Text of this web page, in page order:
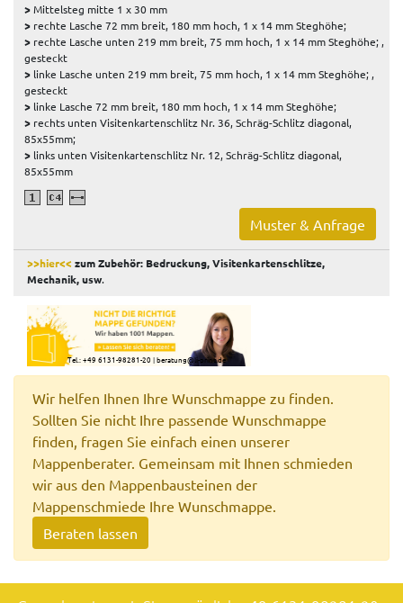
>Mittelsteg mitte 1 x 30 mm
> rechte Lasche 72 mm breit, 180 mm hoch, 1 x 14 mm Steghöhe;
> rechte Lasche unten 219 mm breit, 75 mm hoch, 1 x 14 mm Steghöhe; ,
gesteckt
> linke Lasche unten 219 mm breit, 75 mm hoch, 1 x 14 mm Steghöhe; ,
gesteckt
> linke Lasche 72 mm breit, 180 mm hoch, 1 x 14 mm Steghöhe;
> rechts unten Visitenkartenschlitz Nr. 36, Schräg-Schlitz diagonal,
85x55mm;
> links unten Visitenkartenschlitz Nr. 12, Schräg-Schlitz diagonal,
85x55mm
Muster & Anfrage
>>hier<<zum Zubehör: Bedruckung, Visitenkartenschlitze,
Mechanik, usw.
Tel.: +49 6131-98281-20 |beratung@li-print.de
Wir helfen Ihnen Ihre Wunschmappe zu finden.
Sollten Sie nicht Ihre passende Wunschmappe
finden, fragen Sie einfach einen unserer
Mappenberater. Gemeinsam mit Ihnen schmieden
wir aus den Mappenbausteinen der
Mappenschmiede Ihre Wunschmappe.
Beraten lassen